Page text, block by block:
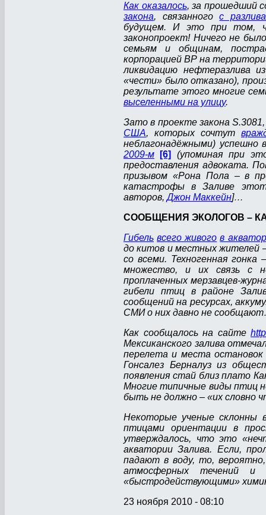
Как оказалось, за прошедший
закона, связанногос
будущем. И это при том,
законопроект! Ничего не
семьям и общинам,
корпорацией ВР на
ликвидацию нефтеразлива
«чести» было отказано),
результате этого многие
выселенными на улицу.
Зато в проекте закона
США, которых сочтут
неблагонадёжными) успешно
2009-м
[6]
(упоминая при
предоставления адвоката.
призывом «Рона Пола – в
катастрофы в Заливе этот
авторов,Джон Маккейн]…
СООБЩЕНИЯ ЭКОЛОГОВ –
Гибель всего живого в
до китов и местных жителей
со всеми. Техногенная
множество, и их связь с
проплаченных мерзавцев-
гибели птиц в районе
сообщений на ресурсах,
СМИ о них давно не
Как сообщалось на сайте
Мексиканского залива
перелета и места
Гонсалез Берналуз из
появления стай близ плато
Многие типичные виды птиц
быть не должно – «их словно
Некоторые ученые склонны
птицами ориентации в
утверждалось, что это
акватории Залива. Если,
падают в воду, то,
атмосферных течений и
«быстродействующими»
23 ноября 2010 - 08:10